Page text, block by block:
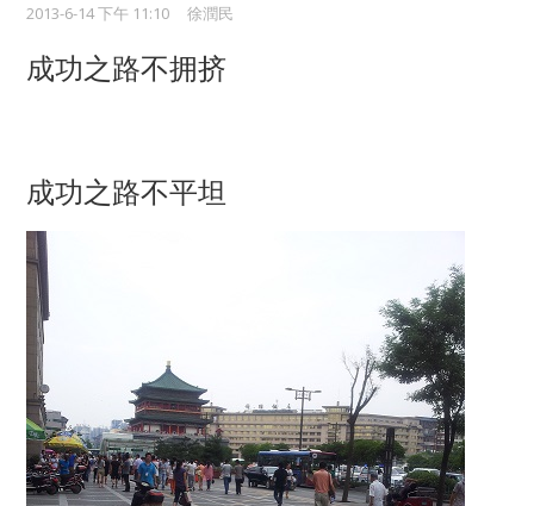
2013-6-14 下午 11:10 徐潤民
成功之路不拥挤
成功之路不平坦